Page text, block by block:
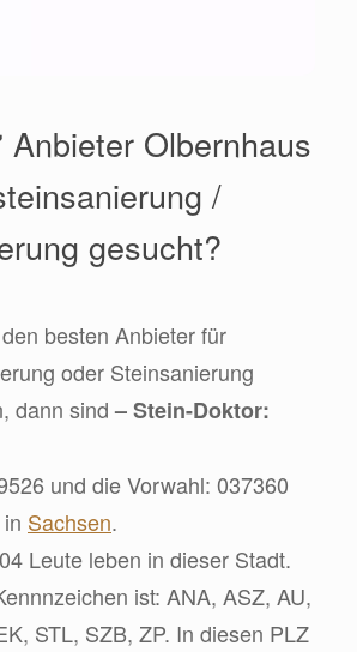
Olbernhaus
/
gesucht?
besten Anbieter für
oder Steinsanierung
dann sind– Stein-Doktor:
und die Vorwahl: 037360
Sachsen.
Leute leben in dieser Stadt.
ist: ANA, ASZ, AU,
STL, SZB, ZP. In diesen PLZ